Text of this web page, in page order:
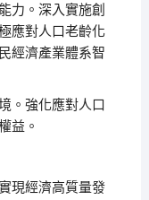
力。深入實施創
應對人口老齡化
經濟產業體系智
。強化應對人口
益。
現經濟高質量發